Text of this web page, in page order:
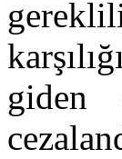
giden